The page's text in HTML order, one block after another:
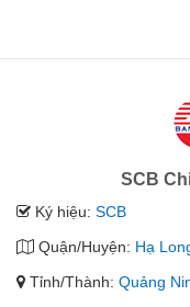
SCB
Ký hiệu: SCB
Quận/Huyện: Hạ
Tỉnh/Thành: Quảng